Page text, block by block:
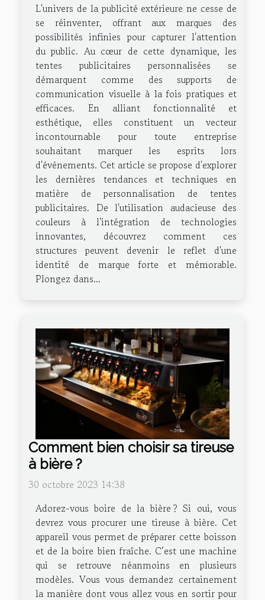
L'univers de la publicité extérieure ne cesse de
se réinventer, offrant aux marques des
possibilités infinies pour capturer l'attention
du public. Au cœur de cette dynamique, les
tentes publicitaires personnalisées se
démarquent comme des supports de
communication visuelle à la fois pratiques et
efficaces. En alliant fonctionnalité et
esthétique, elles constituent un vecteur
incontournable pour toute entreprise
souhaitant marquer les esprits lors
d'événements. Cet article se propose d'explorer
les dernières tendances et techniques en
matière de personnalisation de tentes
publicitaires. De l'utilisation audacieuse des
couleurs à l'intégration de technologies
innovantes, découvrez comment ces
structures peuvent devenir le reflet d'une
identité de marque forte et mémorable.
Plongez dans...
Comment bien choisir sa tireuse
à bière ?
30 octobre 2023 14:38
Adorez-vous boire de la bière ? Si oui, vous
devrez vous procurer une tireuse à bière. Cet
appareil vous permet de préparer cette boisson
et de la boire bien fraîche. C’est une machine
qui se retrouve néanmoins en plusieurs
modèles. Vous vous demandez certainement
la manière dont vous allez vous en sortir pour